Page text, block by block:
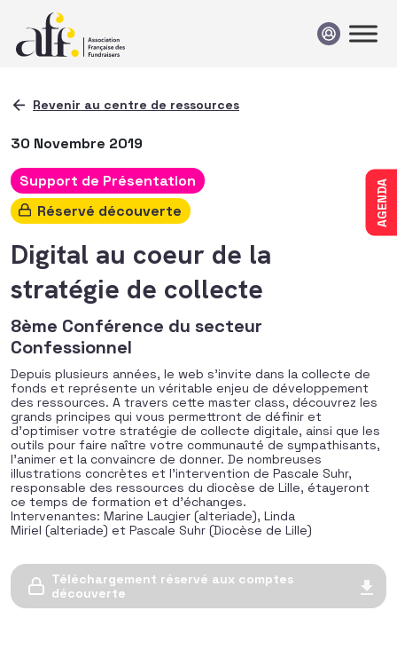
AGENDA
Revenir au centre de ressources
30 Novembre 2019
Support de Présentation
Réservé découverte
Digital au coeur de la
stratégie de collecte
8ème Conférence du secteur
Confessionnel
Depuis plusieurs années, le web s’invite dans la collecte de
fonds et représente un véritable enjeu de développement
des ressources. A travers cette master class, découvrez les
grands principes qui vous permettront de définir et
d’optimiser votre stratégie de collecte digitale, ainsi que les
outils pour faire naître votre communauté de sympathisants,
l’animer et la convaincre de donner. De nombreuses
illustrations concrètes et l’intervention de Pascale Suhr,
responsable des ressources du diocèse de Lille, étayeront
ce temps de formation et d’échanges.
Intervenantes: Marine Laugier (alteriade), Linda
Miriel (alteriade) et Pascale Suhr (Diocèse de Lille)
Téléchargement réservé aux comptes
découverte